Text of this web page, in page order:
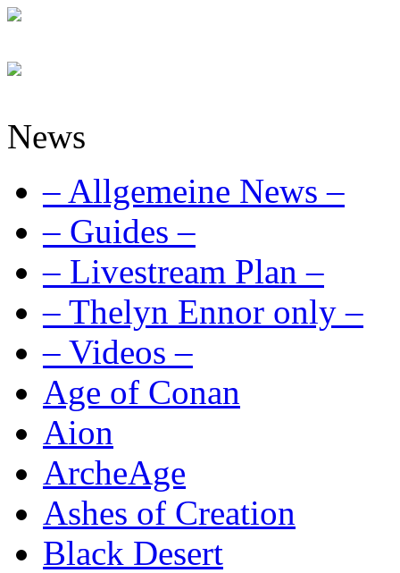
News
– Allgemeine News –
– Guides –
– Livestream Plan –
– Thelyn Ennor only –
– Videos –
Age of Conan
Aion
ArcheAge
Ashes of Creation
Black Desert